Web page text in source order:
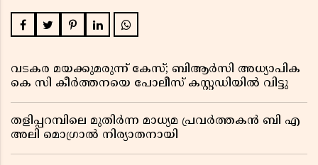
വടകര മയക്കുമരുന്ന് കേസ്; ബിആർസി അധ്യാപിക
കെ സി കീർത്തനയെ പോലീസ് കസ്റ്റഡിയിൽ വിട്ടു
തളിപ്പറമ്പിലെ മുതിർന്ന മാധ്യമ പ്രവർത്തകൻ ബി എ
അലി മൊഗ്രാൽ നിര്യാതനായി